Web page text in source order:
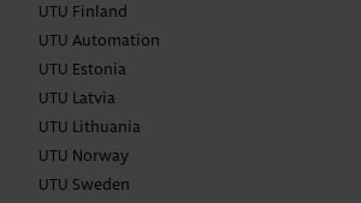
UTU Finland
UTU Automation
UTU Estonia
UTU Latvia
UTU Lithuania
UTU Norway
UTU Sweden